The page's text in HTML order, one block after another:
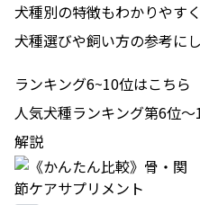
犬種別の特徴もわかりやす
犬種選びや飼い方の参考に
ランキング6~10位はこちら
人気犬種ランキング第6位
解説